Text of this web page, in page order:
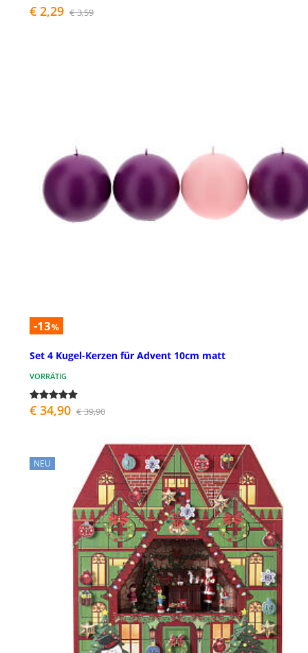
€ 2,29 € 3,59
-13%
Set 4 Kugel-Kerzen für Advent 10cm matt
VORRÄTIG
€ 34,90 € 39,90
NEU